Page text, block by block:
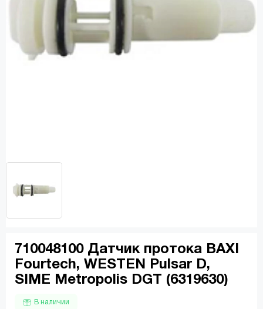
710048100 Датчик протока BAXI
Fourtech, WESTEN Pulsar D,
SIME Metropolis DGT (6319630)
В наличии